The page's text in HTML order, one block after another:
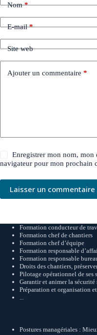
Nom*
E-mail*
Site web
Ajouter un commentaire *
Enregistrer mon nom, mon
navigateur pour mon prochain
Laisser un commentaire
Formation conducteur de
Formation chef de chantiers
Formation chef d’équipe
Formation responsable
Formation responsable
Droits des chantiers,
Pilotage opérationnel de ses
Garantir et animer la sécurité
Préparation et organisation
Postures managériales :